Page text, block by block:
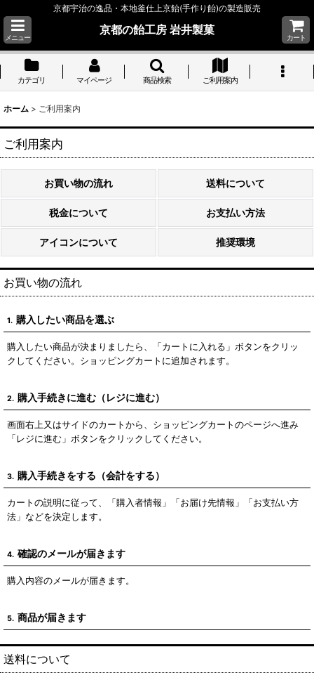
京都宇治の逸品・本地釜仕上京飴(手作り飴)の製造販売
メニュー
京都の飴工房 岩井製菓
カート
カテゴリ マイページ 商品検索 ご利用案内
ホーム > ご利用案内
ご利用案内
お買い物の流れ 送料について
税金について お支払い方法
アイコンについて 推奨環境
お買い物の流れ
1. 購入したい商品を選ぶ
購入したい商品が決まりましたら、「カートに入れる」ボタンをクリッ
クしてください。ショッピングカートに追加されます。
2. 購入手続きに進む（レジに進む）
画面右上又はサイドのカートから、ショッピングカートのページへ進み
「レジに進む」ボタンをクリックしてください。
3. 購入手続きをする（会計をする）
カートの説明に従って、「購入者情報」「お届け先情報」「お支払い方
法」などを決定します。
4. 確認のメールが届きます
購入内容のメールが届きます。
5. 商品が届きます
送料について